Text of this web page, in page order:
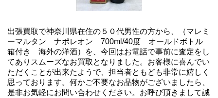
出張買取で神奈川県在住の５０代男性の方から、（マレミ
ーマルタン ナポレオン 700ml/40度 オールドボトル
箱付き 海外の洋酒）を、今回はお電話で事前に査定をし
てありスムーズなお買取となりました。お客様に喜んでい
ただくことが出来たようで、担当者ともども非常に嬉しく
思っております。何かご不要なお品物がございましたら、
是非お気軽にお問い合わせください。お呼び頂きまして誠